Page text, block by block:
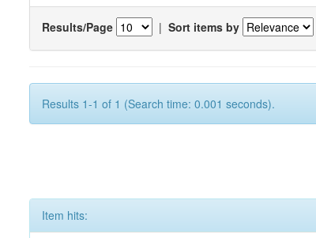
Results/Page | Sort items by
Results 1-1 of 1 (Search time: 0.001 seconds).
Item hits: